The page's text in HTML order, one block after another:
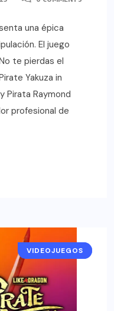
una épica
El juego
te pierdas el
Yakuza in
Pirata Raymond
profesional de
NOTICIAS
VIDEOJUEGOS